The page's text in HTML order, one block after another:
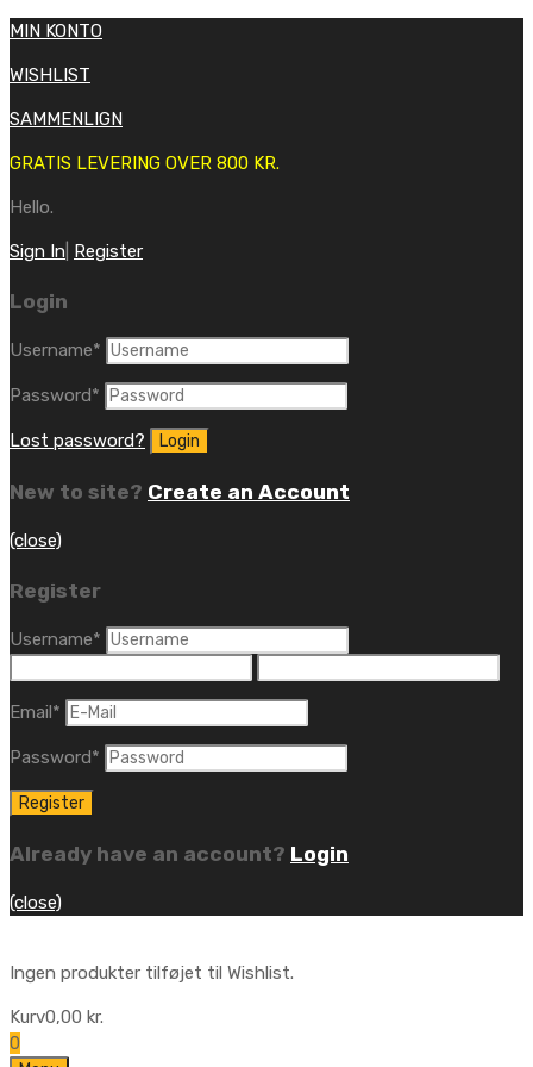
MIN KONTO
WISHLIST
SAMMENLIGN
GRATIS LEVERING OVER 800 KR.
Hello.
Sign In Register
Login
Username*
Password*
Lost password?
New to site? Create an Account
(close)
Register
Username*
Email*
Password*
Already have an account? Login
(close)
Ingen produkter tilføjet til Wishlist.
Kurv0,00 kr.
0